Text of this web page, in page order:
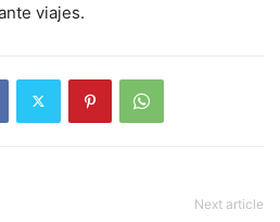
viajes.
Next article